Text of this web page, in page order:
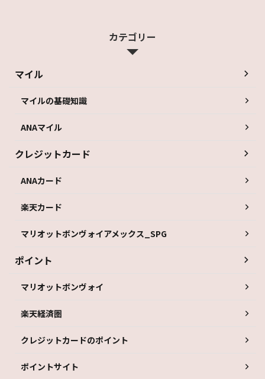
カテゴリー
マイル
マイルの基礎知識
ANAマイル
クレジットカード
ANAカード
楽天カード
マリオットボンヴォイアメックス_SPG
ポイント
マリオットボンヴォイ
楽天経済圏
クレジットカードのポイント
ポイントサイト